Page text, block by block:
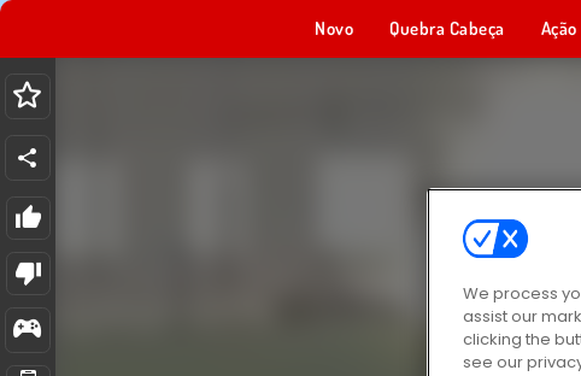
Novo Quebra Cabeça Ação
We process
assist our
clicking the
see our